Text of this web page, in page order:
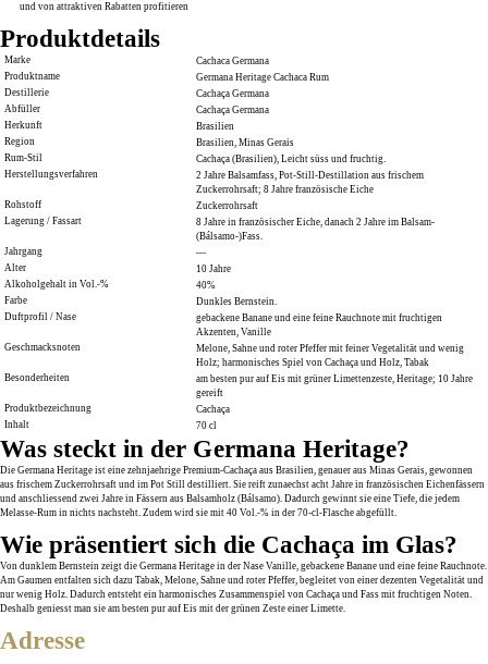
und von attraktiven Rabatten profitieren
Produktdetails
Marke
Cachaca Germana
Produktname
Germana Heritage Cachaca Rum
Destillerie
Cachaça Germana
Abfüller
Cachaça Germana
Herkunft
Brasilien
Region
Brasilien, Minas Gerais
Rum-Stil
Cachaça (Brasilien), Leicht süss und fruchtig.
Herstellungsverfahren
2 Jahre Balsamfass, Pot-Still-Destillation aus frischem
Zuckerrohrsaft; 8 Jahre französische Eiche
Rohstoff
Zuckerrohrsaft
Lagerung / Fassart
8 Jahre in französischer Eiche, danach 2 Jahre im Balsam-
(Bálsamo-)Fass.
Jahrgang
—
Alter
10 Jahre
Alkoholgehalt in Vol.-%
40%
Farbe
Dunkles Bernstein.
Duftprofil / Nase
gebackene Banane und eine feine Rauchnote mit fruchtigen
Akzenten, Vanille
Geschmacksnoten
Melone, Sahne und roter Pfeffer mit feiner Vegetalität und wenig
Holz; harmonisches Spiel von Cachaça und Holz, Tabak
Besonderheiten
am besten pur auf Eis mit grüner Limettenzeste, Heritage; 10 Jahre
gereift
Produktbezeichnung
Cachaça
Inhalt
70 cl
Was steckt in der Germana Heritage?
Die Germana Heritage ist eine zehnjaehrige Premium-Cachaça aus Brasilien, genauer aus Minas Gerais, gewonnen
aus frischem Zuckerrohrsaft und im Pot Still destilliert. Sie reift zunaechst acht Jahre in französischen Eichenfässern
und anschliessend zwei Jahre in Fässern aus Balsamholz (Bálsamo). Dadurch gewinnt sie eine Tiefe, die jedem
Melasse-Rum in nichts nachsteht. Zudem wird sie mit 40 Vol.-% in der 70-cl-Flasche abgefüllt.
Wie präsentiert sich die Cachaça im Glas?
Von dunklem Bernstein zeigt die Germana Heritage in der Nase Vanille, gebackene Banane und eine feine Rauchnote.
Am Gaumen entfalten sich dazu Tabak, Melone, Sahne und roter Pfeffer, begleitet von einer dezenten Vegetalität und
nur wenig Holz. Dadurch entsteht ein harmonisches Zusammenspiel von Cachaça und Fass mit fruchtigen Noten.
Deshalb geniesst man sie am besten pur auf Eis mit der grünen Zeste einer Limette.
Adresse